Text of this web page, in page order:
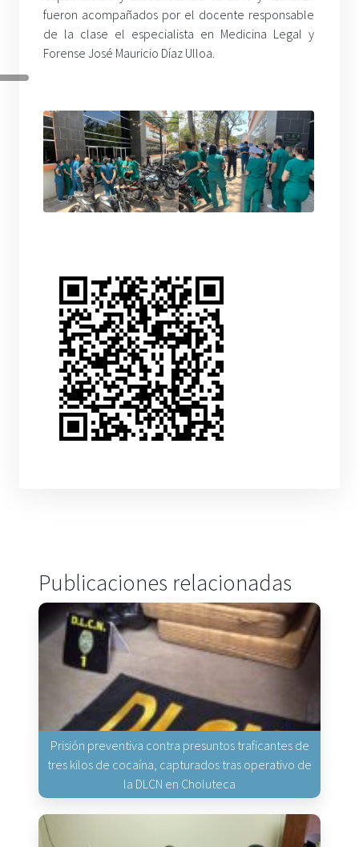
fueron acompañados por el docente responsable
de la clase el especialista en Medicina Legal y
Forense José Mauricio Díaz Ulloa.
Publicaciones relacionadas
Prisión preventiva contra presuntos traficantes de
tres kilos de cocaína, capturados tras operativo de
la DLCN en Choluteca